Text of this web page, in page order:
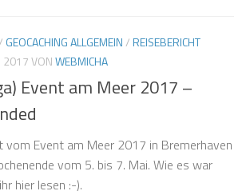
❅
❅
GEOCACHING ALLGEMEIN/REISEBERICHT
2017VONWEBMICHA
Event am Meer 2017 –
vom Event am Meer 2017 in Bremerhaven
vom 5. bis 7. Mai. Wie es war
hier lesen :-).